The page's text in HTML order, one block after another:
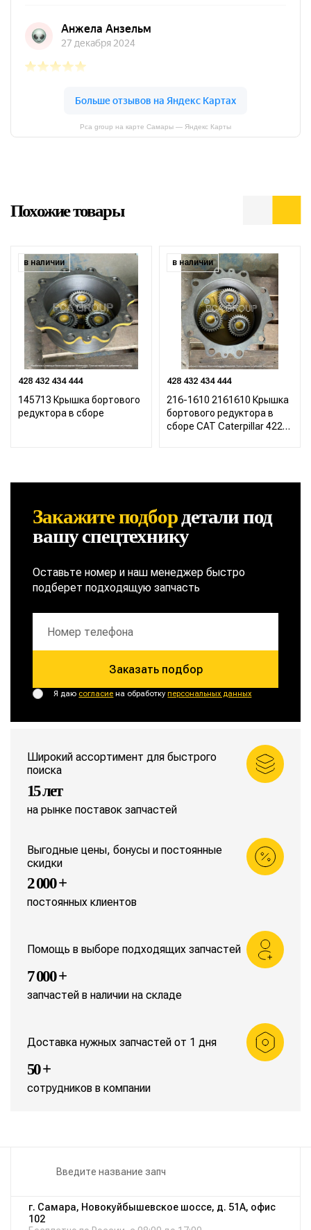
Pca group на карте Самары — Яндекс Карты
Похожие товары
в наличии
428 432 434 444
145713 Крышка бортового
редуктора в сборе
в наличии
428 432 434 444
216-1610 2161610 Крышка
бортового редуктора в
сборе CAT Caterpillar 422
Закажите подбордеталипод
вашу спецтехнику
Оставьте номер и наш менеджер быстро
подберет подходящую запчасть
Заказать подбор
Я даю согласие на обработкуперсональных данных
Широкий ассортимент для быстрого
поиска
15 лет
на рынке поставок запчастей
Выгодные цены, бонусы и постоянные
скидки
2 000 +
постоянных клиентов
Помощь в выборе подходящих запчастей
7 000 +
запчастей в наличии на складе
Доставка нужных запчастей от 1 дня
50 +
сотрудников в компании
г. Самара, Новокуйбышевское шоссе, д. 51А, офис
102